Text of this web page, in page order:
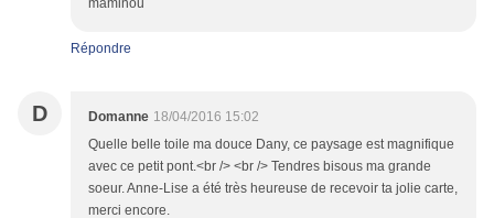
maminou
Répondre
D Domanne 18/04/2016 15:02
Quelle belle toile ma douce Dany, ce paysage est magnifique
avec ce petit pont.<br /> <br /> Tendres bisous ma grande
soeur. Anne-Lise a été très heureuse de recevoir ta jolie carte,
merci encore.